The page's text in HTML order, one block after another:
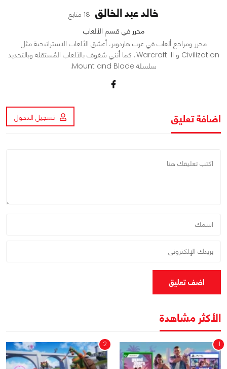
خالد عبد الخالق 18 متابع
محرر في قسم الألعاب
محرر ومراجع ألعاب في عرب هاردوير، أعشق الألعاب الاستراتيجية مثل
Civilization و Warcraft III، كما أنني شغوف بالألعاب المُستقلة وبالتحديد
سلسلة Mount and Blade.
اضافة تعليق تسجيل الدخول
اضف تعليق
الأكثر مشاهدة
1
2